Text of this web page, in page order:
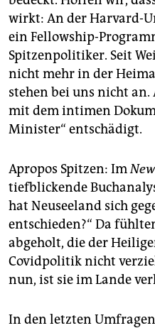
wirkt: An der Harvard-
ein Fellowship-
Spitzenpolitiker. Seit
nicht mehr in der
stehen bei uns nicht
mit dem intimen
Minister“ entschädigt.
Apropos Spitzen: Im
tiefblickende
hat Neuseeland sich
entschieden?“ Da
abgeholt, die der
Covidpolitik nicht
nun, ist sie im Lande
In den letzten